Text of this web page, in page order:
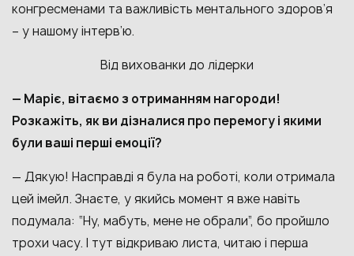
конгресменами та важливість ментального здоров’я
– у нашому інтерв’ю.
Від вихованки до лідерки
— Маріє, вітаємо з отриманням нагороди!
Розкажіть, як ви дізналися про перемогу і якими
були ваші перші емоції?
— Дякую! Насправді я була на роботі, коли отримала
цей імейл. Знаєте, у якийсь момент я вже навіть
подумала: “Ну, мабуть, мене не обрали”, бо пройшло
трохи часу. І тут відкриваю листа, читаю і перша